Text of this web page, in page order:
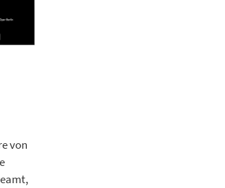
von